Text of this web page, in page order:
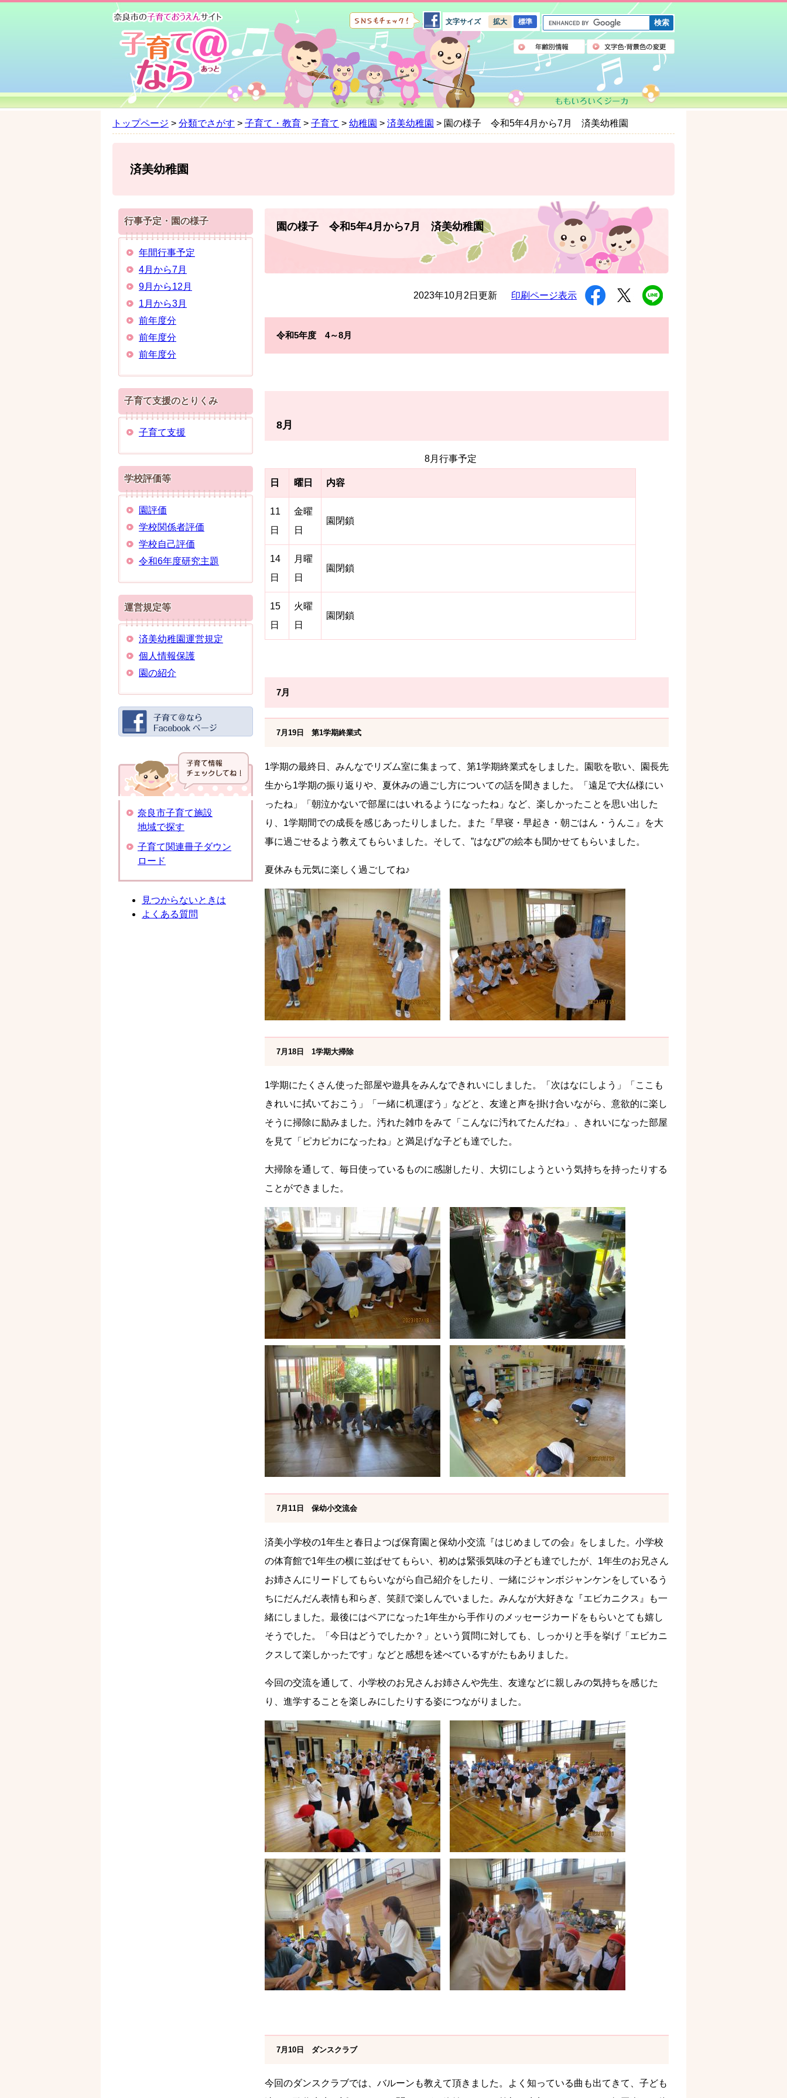
で
ば
文字サイズ 拡大 標準
o
o
g
l
e
ス
検
索
トップページ > 分類でさがす > 子育て・教育 > 子育て > 幼稚園 > 済美幼稚園 > 園の様子 令和5年4月から7月 済美幼稚園
済美幼稚園
本
園の様子 令和5年4月から7月 済美幼稚園
2023年10月2日更新 印刷ページ表示
ツ
イ
令和5年度 4～8月
8月
8月行事予定
日 曜日 内容
11
日
金曜
日
園閉鎖
14
日
月曜
日
園閉鎖
15
日
火曜
日
園閉鎖
7月
7月19日 第1学期終業式
1学期の最終日、みんなでリズム室に集まって、第1学期終業式をしました。園歌を歌い、園長先
生から1学期の振り返りや、夏休みの過ごし方についての話を聞きました。「遠足で大仏様にい
ったね」「朝泣かないで部屋にはいれるようになったね」など、楽しかったことを思い出した
り、1学期間での成長を感じあったりしました。また『早寝・早起き・朝ごはん・うんこ』を大
事に過ごせるよう教えてもらいました。そして、”はなび”の絵本も聞かせてもらいました。
夏休みも元気に楽しく過ごしてね♪
7月18日 1学期大掃除
1学期にたくさん使った部屋や遊具をみんなできれいにしました。「次はなにしよう」「ここも
きれいに拭いておこう」「一緒に机運ぼう」などと、友達と声を掛け合いながら、意欲的に楽し
そうに掃除に励みました。汚れた雑巾をみて「こんなに汚れてたんだね」、きれいになった部屋
を見て「ピカピカになったね」と満足げな子ども達でした。
大掃除を通して、毎日使っているものに感謝したり、大切にしようという気持ちを持ったりする
ことができました。
7月11日 保幼小交流会
済美小学校の1年生と春日よつば保育園と保幼小交流『はじめましての会』をしました。小学校
の体育館で1年生の横に並ばせてもらい、初めは緊張気味の子ども達でしたが、1年生のお兄さん
お姉さんにリードしてもらいながら自己紹介をしたり、一緒にジャンボジャンケンをしているう
ちにだんだん表情も和らぎ、笑顔で楽しんでいました。みんなが大好きな『エビカニクス』も一
緒にしました。最後にはペアになった1年生から手作りのメッセージカードをもらいとても嬉し
そうでした。「今日はどうでしたか？」という質問に対しても、しっかりと手を挙げ「エビカニ
クスして楽しかったです」などと感想を述べているすがたもありました。
今回の交流を通して、小学校のお兄さんお姉さんや先生、友達などに親しみの気持ちを感じた
り、進学することを楽しみにしたりする姿につながりました。
7月10日 ダンスクラブ
今回のダンスクラブでは、バルーンも教えて頂きました。よく知っている曲も出てきて、子ども
行事予定・園の様子
年間行事予定
4月から7月
9月から12月
1月から3月
前年度分
前年度分
前年度分
子育て支援のとりくみ
子育て支援
学校評価等
園評価
学校関係者評価
学校自己評価
令和6年度研究主題
運営規定等
済美幼稚園運営規定
個人情報保護
園の紹介
奈良市子育て施設
地域で探す
子育て関連冊子ダウン
ロード
見つからないときは
よくある質問